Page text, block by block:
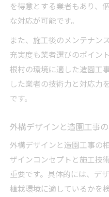
を得意とする業者もあり、
な対応が可能です。
また、施工後のメンテナン
充実度も業者選びのポイン
根村の環境に適した造園工
した業者の技術力と対応力
です。
外構デザインと造園工事
外構デザインと造園工事の
ザインコンセプトと施工技
重要です。具体的には、デ
植栽環境に適しているかを